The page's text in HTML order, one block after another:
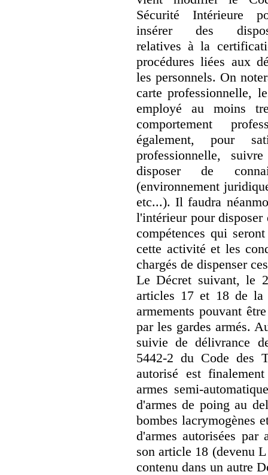
Sécurité Intérieure
insérer des
relatives à la
procédures liées aux
les personnels. On
carte professionnelle,
employé au moins
comportement
également, pour
professionnelle,
disposer de
(environnement
etc...). Il faudra
l'intérieur pour disposer
compétences qui
cette activité et les
chargés de dispenser
Le Décret suivant, le
articles 17 et 18 de
armements pouvant
par les gardes armés.
suivie de délivrance
5442-2 du Code des
autorisé est
armes semi-
d'armes de poing au
bombes lacrymogènes
d'armes autorisées
son article 18 (devenu
contenu dans un autre